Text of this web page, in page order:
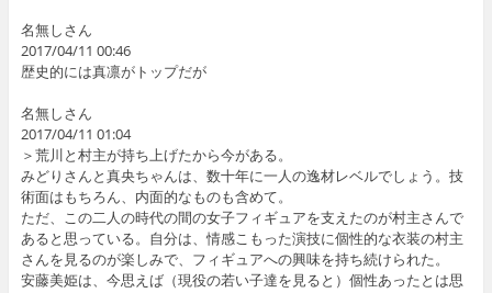
名無しさん
2017/04/11 00:46
歴史的には真凛がトップだが
名無しさん
2017/04/11 01:04
＞荒川と村主が持ち上げたから今がある。
みどりさんと真央ちゃんは、数十年に一人の逸材レベルでしょう。技
術面はもちろん、内面的なものも含めて。
ただ、この二人の時代の間の女子フィギュアを支えたのが村主さんで
あると思っている。自分は、情感こもった演技に個性的な衣装の村主
さんを見るのが楽しみで、フィギュアへの興味を持ち続けられた。
安藤美姫は、今思えば（現役の若い子達を見ると）個性あったとは思